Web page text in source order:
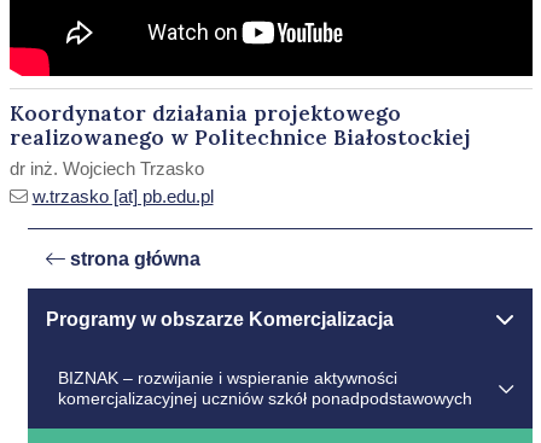
Koordynator działania projektowego
realizowanego w Politechnice Białostockiej
dr inż. Wojciech Trzasko
w.trzasko [at] pb.edu.pl
strona główna
Programy w obszarze Komercjalizacja
BIZNAK – rozwijanie i wspieranie aktywności
komercjalizacyjnej uczniów szkół ponadpodstawowych